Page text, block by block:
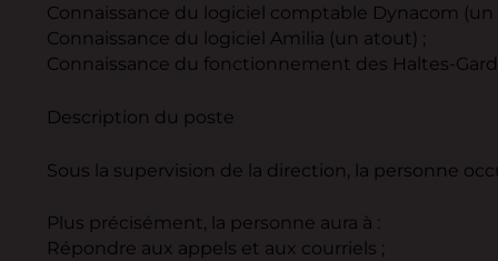
Connaissance du logiciel comptable Dynacom (un
Connaissance du logiciel Amilia (un atout) ;
Connaissance du fonctionnement des Haltes-
Description du poste
Sous la supervision de la direction, la personne
Plus précisément, la personne aura à :
Répondre aux appels et aux courriels ;